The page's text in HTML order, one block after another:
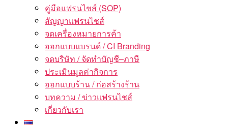
คู่มือแฟรนไชส์ (SOP)
สัญญาแฟรนไชส์
จดเครื่องหมายการค้า
ออกแบบแบรนด์ / CI Branding
จดบริษัท / จัดทำบัญชี–ภาษี
ประเมินมูลค่ากิจการ
ออกแบบร้าน / ก่อสร้างร้าน
บทความ / ข่าวแฟรนไชส์
เกี่ยวกับเรา